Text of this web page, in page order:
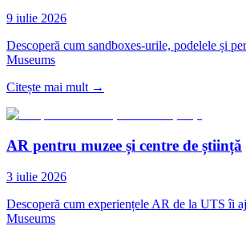
9 iulie 2026
Descoperă cum sandboxes-urile, podelele și
Museums
Citește mai mult →
AR pentru muzee și centre de știință
3 iulie 2026
Descoperă cum experiențele AR de la UTS îi
Museums